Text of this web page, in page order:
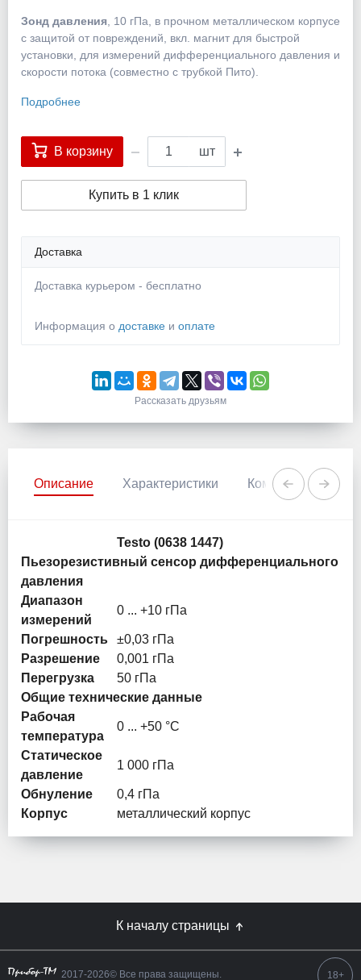
Зонд давления, 10 гПа, в прочном металлическом корпусе
с защитой от повреждений, вкл. магнит для быстрой
установки, для измерений дифференциального давления и
скорости потока (совместно с трубкой Пито).
Подробнее
В корзину шт
Купить в 1 клик
Доставка
Доставка курьером - бесплатно
Информация о доставке и оплате
Рассказать друзьям
Описание Характеристики Комментарии
Testo (0638 1447)
Пьезорезистивный сенсор дифференциального
давления
Диапазон
измерений
0 ... +10 гПа
Погрешность
±0,03 гПа
Разрешение
0,001 гПа
Перегрузка
50 гПа
Общие технические данные
Рабочая
температура
0 ... +50 °C
Статическое
давление
1 000 гПа
Обнуление
0,4 гПа
Корпус
металлический корпус
К началу страницы
2017-2026© Все права защищены. 18+